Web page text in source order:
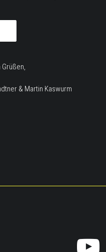
& Martin Kaswurm